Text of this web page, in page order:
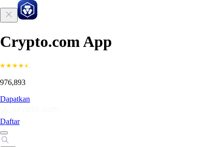
Crypto.com App
976,893
Dapatkan
Daftar